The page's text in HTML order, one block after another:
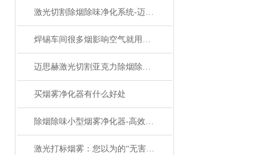
激光切割除烟除味净化系统-迈思赫烟雾净化器
焊锡车间很多烟影响空气就用迈思赫净化器，多重过滤更洁净
迈思赫激光切割亚克力除烟除臭净化器-高效净化
买烟雾净化器有什么好处
除烟除味小型烟雾净化器-高效净化一台搞定
激光打标烟雾：您以为的“无害粉尘”正在侵蚀员工的健康